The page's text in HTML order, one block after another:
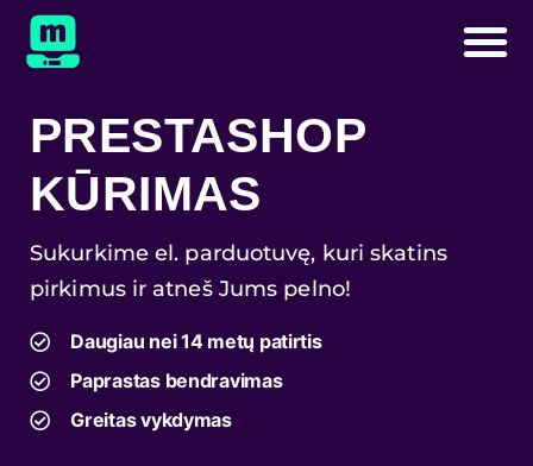
PRESTASHOP
KŪRIMAS
Sukurkime el. parduotuvę, kuri skatins
pirkimus ir atneš Jums pelno!
Daugiau nei 14 metų patirtis
Paprastas bendravimas
Greitas vykdymas